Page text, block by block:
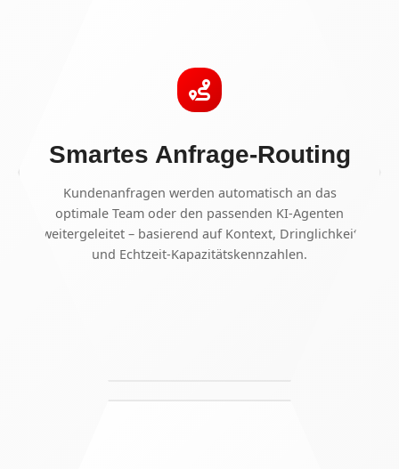
Smartes Anfrage-Routing
Kundenanfragen werden automatisch an das
optimale Team oder den passenden KI-Agenten
weitergeleitet – basierend auf Kontext, Dringlichkeit
und Echtzeit-Kapazitätskennzahlen.